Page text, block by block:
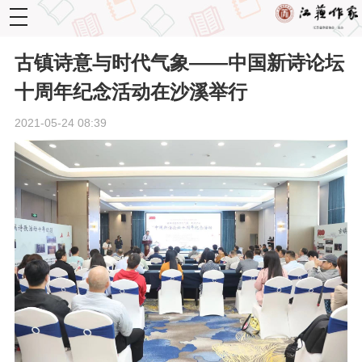
toggle
navigation
古镇诗意与时代气象——中国新诗论坛
十周年纪念活动在沙溪举行
2021-05-24 08:39